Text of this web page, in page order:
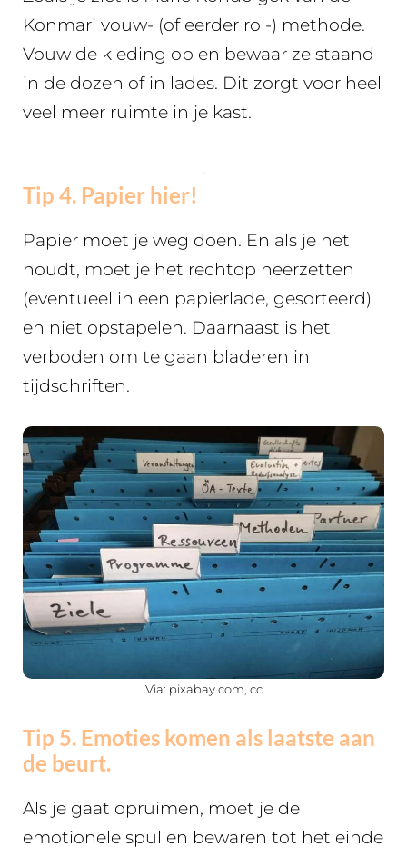
Konmari vouw- (of eerder rol-) methode.
Vouw de kleding op en bewaar ze staand
in de dozen of in lades. Dit zorgt voor heel
veel meer ruimte in je kast.
.
Tip 4. Papier hier!
Papier moet je weg doen. En als je het
houdt, moet je het rechtop neerzetten
(eventueel in een papierlade, gesorteerd)
en niet opstapelen. Daarnaast is het
verboden om te gaan bladeren in
tijdschriften.
Via: pixabay.com, cc
Tip 5. Emoties komen als laatste aan
de beurt.
Als je gaat opruimen, moet je de
emotionele spullen bewaren tot het einde